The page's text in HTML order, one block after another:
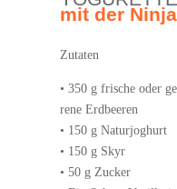
mit der
Zuta­ten
• 350 g fri­sche oder
re­ne Erd­bee­ren
• 150 g Natur­jo­ghurt
• 150 g Skyr
• 50 g Zucker